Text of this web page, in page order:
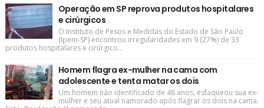
Operação em SP reprova produtos hospitalares
e cirúrgicos
O Instituto de Pesos e Medidas do Estado de São Paulo
(Ipem-SP) encontrou irregularidades em 9 (27%) de 33
produtos hospitalares e cirúrgico...
Homem flagra ex-mulher na cama com
adolescente e tenta matar os dois
Um homem não identificado de 48 anos, esfaqueou sua ex-
mulher e seu atual namorado após flagrar os dois na cama.